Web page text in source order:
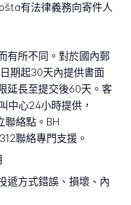
有法律義務向寄件人
有所不同。對於國內郵
期起30天內提供書面
延長至提交後60天。客
中心24小時提供，
聯絡點。BH
聯絡專門支援。
遞方式錯誤、損壞、內